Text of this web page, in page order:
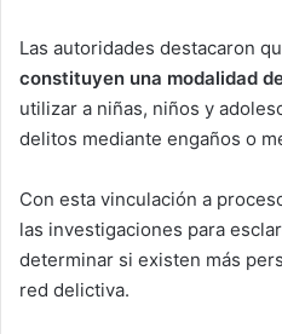
Las autoridades destacaron
constituyen una modalidad
utilizar a niñas, niños y
delitos mediante engaños o
Con esta vinculación a
las investigaciones para
determinar si existen más
red delictiva.